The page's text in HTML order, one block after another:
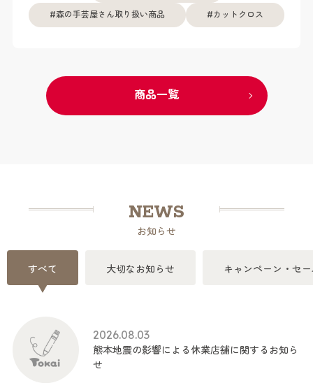
森の手芸屋さん取り扱い商品 カットクロス
商品一覧
NEWS
お知らせ
すべて 大切なお知らせ キャンペーン・セ
2026.08.03
熊本地震の影響による休業店舗に関するお知ら
せ